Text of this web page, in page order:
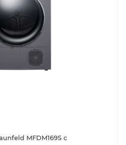
MFDM169S с